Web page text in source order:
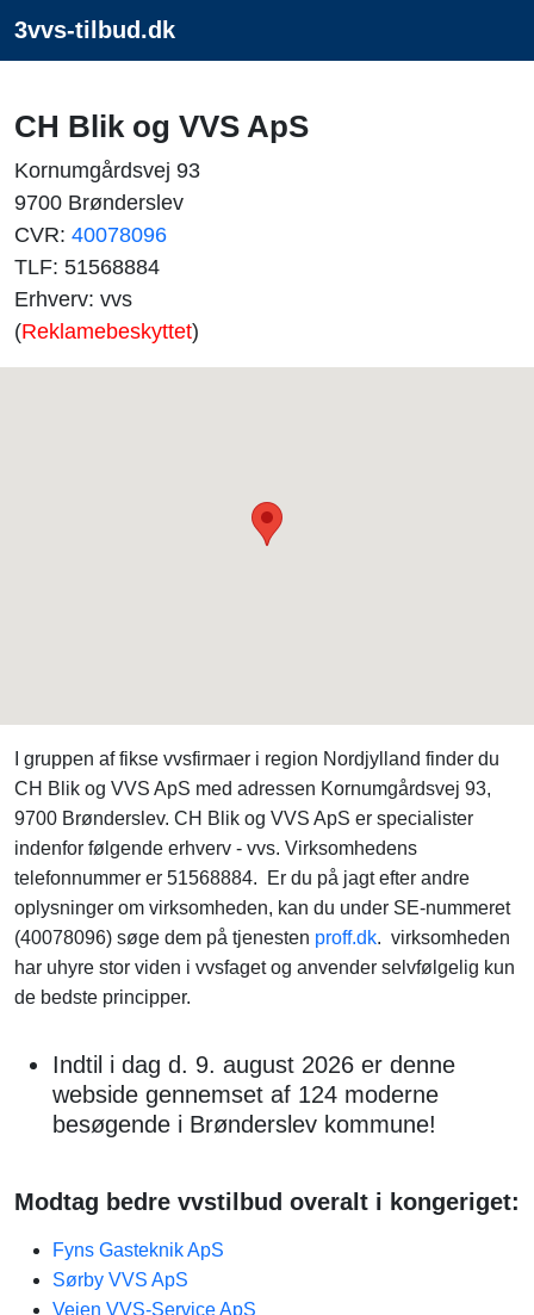
3vvs-tilbud.dk
CH Blik og VVS ApS
Kornumgårdsvej 93
9700 Brønderslev
CVR: 40078096
TLF: 51568884
Erhverv: vvs
(Reklamebeskyttet)
I gruppen af fikse vvsfirmaer i region Nordjylland finder du
CH Blik og VVS ApS med adressen Kornumgårdsvej 93,
9700 Brønderslev. CH Blik og VVS ApS er specialister
indenfor følgende erhverv - vvs. Virksomhedens
telefonnummer er 51568884. Er du på jagt efter andre
oplysninger om virksomheden, kan du under SE-nummeret
(40078096) søge dem på tjenesten proff.dk. virksomheden
har uhyre stor viden i vvsfaget og anvender selvfølgelig kun
de bedste principper.
Indtil i dag d. 9. august 2026 er denne
webside gennemset af 124 moderne
besøgende i Brønderslev kommune!
Modtag bedre vvstilbud overalt i kongeriget:
Fyns Gasteknik​ ApS
Sørby VVS ApS
Vejen VVS-Service ApS